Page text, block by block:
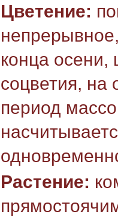
Цветение:
конца осени,
соцветия, на
период
Растение: